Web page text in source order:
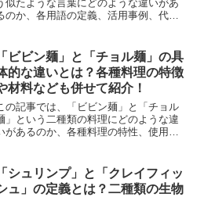
似たような言葉にどのような違いがあ
のか、各用語の定義、活用事例、代替
とは、通常、それほど親密ではない人々
示す言葉として使われま...
「ビビン麺」と「チョル麺」の具
的な違いとは？各種料理の特徴
材料なども併せて紹介！
の記事では、「ビビン麺」と「チョル
」という二種類の料理にどのような違
があるのか、各種料理の特性、使用
特徴「ビビン麺」は、韓国のバリエーシ
ン豊かな麺料理で、様々な...
「シュリンプ」と「クレイフィッ
ュ」の定義とは？二種類の生物